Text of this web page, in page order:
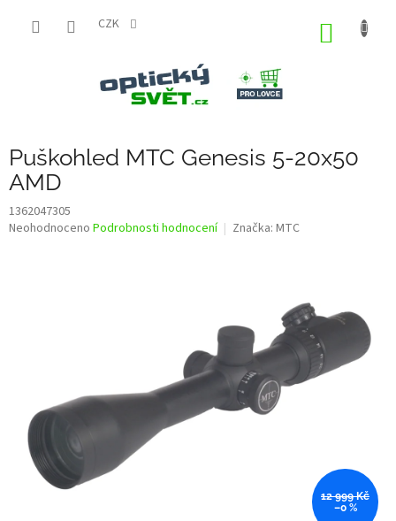
CZK
Puškohled MTC Genesis 5-20x50
AMD
1362047305
Průměrné
Neohodnoceno Podrobnosti hodnocení Značka: MTC
12 999 Kč
–0 %